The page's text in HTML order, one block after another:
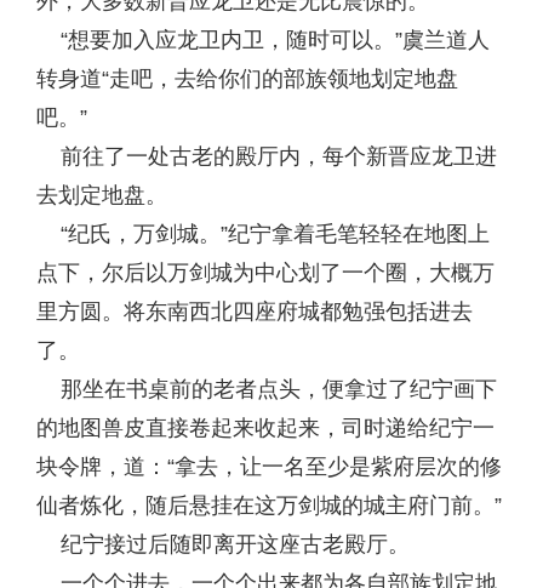
“想要加入应龙卫内卫，随时可以。”虞兰道人
转身道“走吧，去给你们的部族领地划定地盘
吧。”
前往了一处古老的殿厅内，每个新晋应龙卫进
去划定地盘。
“纪氏，万剑城。”纪宁拿着毛笔轻轻在地图上
点下，尔后以万剑城为中心划了一个圈，大概万
里方圆。将东南西北四座府城都勉强包括进去
了。
那坐在书桌前的老者点头，便拿过了纪宁画下
的地图兽皮直接卷起来收起来，司时递给纪宁一
块令牌，道：“拿去，让一名至少是紫府层次的修
仙者炼化，随后悬挂在这万剑城的城主府门前。”
纪宁接过后随即离开这座古老殿厅。
一个个进去，一个个出来都为各自部族划定地